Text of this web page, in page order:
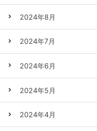
2024年8月
2024年7月
2024年6月
2024年5月
2024年4月